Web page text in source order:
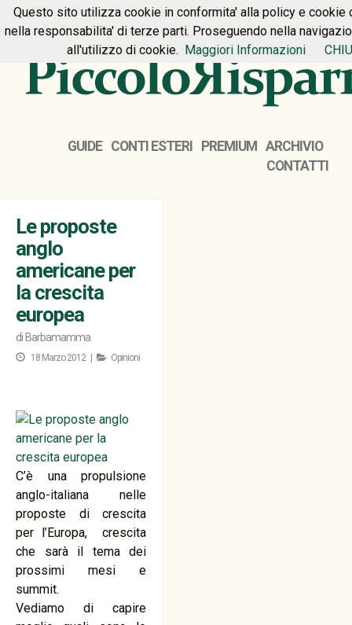
HOME PREMIUM CONTATTI
GUIDE CONTI ESTERI PREMIUM
ARCHIVIO
CONTATTI
Le proposte
anglo
americane per
la crescita
europea
di Barbamamma
18 Marzo 2012 | Opinioni
C’è una propulsione
anglo-italiana nelle
proposte di crescita
per l’Europa, crescita
che sarà il tema dei
prossimi mesi e
summit.
Vediamo di capire
Questo sito utilizza cookie in conformita' alla policy e cookie
nella responsabilita' di terze parti. Proseguendo nella
all'utilizzo di cookie. Maggiori Informazioni